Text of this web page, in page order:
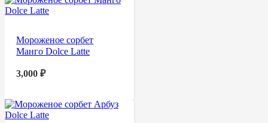
Мороженое сорбет
Манго Dolce Latte
3,000₽